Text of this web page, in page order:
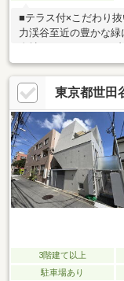
■テラス付×こだわり
力渓谷至近の豊かな
◆◆URL：https://
急沿線を中心に、城
年を経て売買仲介・不
ション・設計・施工
不動産オーナー様と
なく提供しておりま
に
東京都世田
3階建て以上
駐車場あり